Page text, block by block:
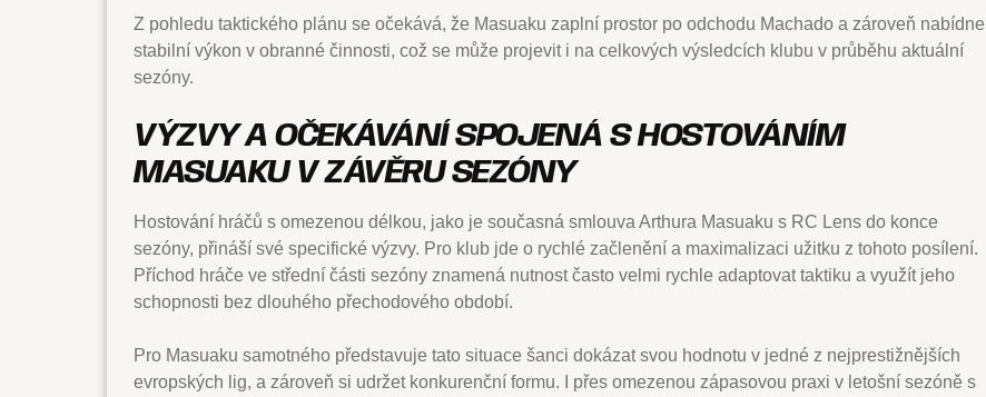
Z pohledu taktického plánu se očekává, že Masuaku zaplní prostor po odchodu Machado a zároveň nabídne
stabilní výkon v obranné činnosti, což se může projevit i na celkových výsledcích klubu v průběhu aktuální
sezóny.
VÝZVY A OČEKÁVÁNÍ SPOJENÁ S HOSTOVÁNÍM
MASUAKU V ZÁVĚRU SEZÓNY
Hostování hráčů s omezenou délkou, jako je současná smlouva Arthura Masuaku s RC Lens do konce
sezóny, přináší své specifické výzvy. Pro klub jde o rychlé začlenění a maximalizaci užitku z tohoto posílení.
Příchod hráče ve střední části sezóny znamená nutnost často velmi rychle adaptovat taktiku a využít jeho
schopnosti bez dlouhého přechodového období.
Pro Masuaku samotného představuje tato situace šanci dokázat svou hodnotu v jedné z nejprestižnějších
evropských lig, a zároveň si udržet konkurenční formu. I přes omezenou zápasovou praxi v letošní sezóně s